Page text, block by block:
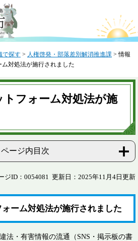
で探す > 人権啓発・部落差別解消推進課 >情報
対処法が施行されました
トフォーム対処法が施
ページ内目次
ジID：0054081 更新日：2025年11月4日更新
ーム対処法が施行されました
法・有害情報の流通（SNS・掲示板の書